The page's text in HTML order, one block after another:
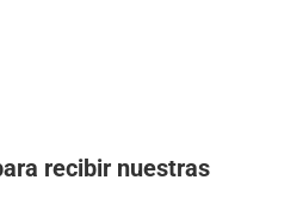
recibir nuestras